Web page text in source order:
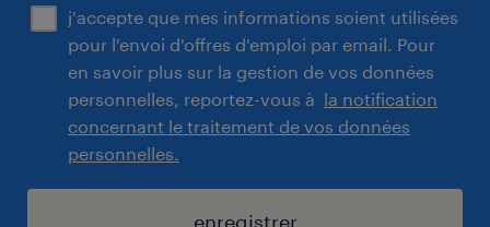
j'accepte que mes informations soient utilisées
pour l'envoi d'offres d'emploi par email. Pour
en savoir plus sur la gestion de vos données
personnelles, reportez-vous à la notification
concernant le traitement de vos données
personnelles.
enregistrer